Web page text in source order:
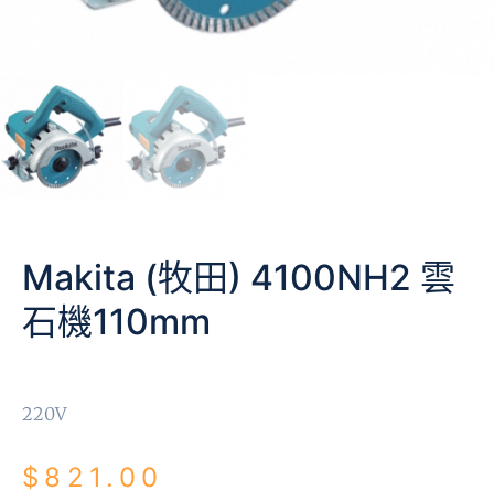
Makita (牧田) 4100NH2 雲
石機110mm
220V
$ 821.00